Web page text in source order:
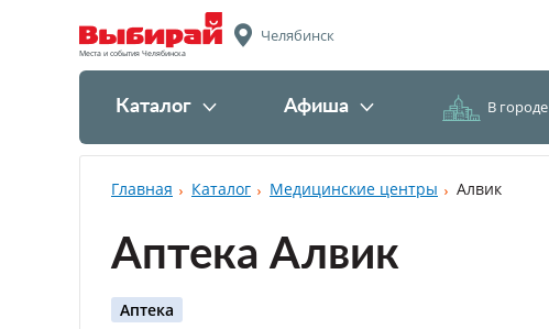
Места и события Челябинска
Челябинск
Каталог Афиша В городе
Главная Каталог Медицинские центры Алвик
Аптека Алвик
Аптека